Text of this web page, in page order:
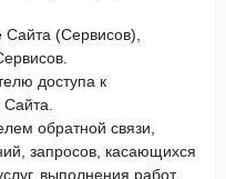
(Сервисов),
доступа к
обратной связи,
запросов, касающихся
выполнения работ,